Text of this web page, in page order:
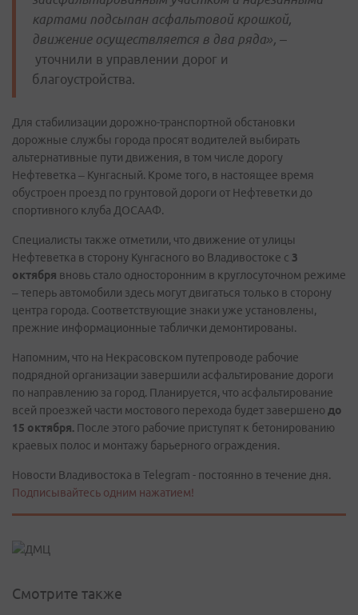
картами подсыпан асфальтовой крошкой,
движение осуществляется в два ряда», –
уточнили в управлении дорог и
благоустройства.
Для стабилизации дорожно-транспортной обстановки
дорожные службы города просят водителей выбирать
альтернативные пути движения, в том числе дорогу
Нефтеветка – Кунгасный. Кроме того, в настоящее время
обустроен проезд по грунтовой дороги от Нефтеветки до
спортивного клуба ДОСААФ.
Специалисты также отметили, что движение от улицы
Нефтеветка в сторону Кунгасного во Владивостоке с 3
октября вновь стало односторонним в круглосуточном режиме
– теперь автомобили здесь могут двигаться только в сторону
центра города. Соответствующие знаки уже установлены,
прежние информационные таблички демонтированы.
Напомним, что на Некрасовском путепроводе рабочие
подрядной организации завершили асфальтирование дороги
по направлению за город. Планируется, что асфальтирование
всей проезжей части мостового перехода будет завершено до
15 октября. После этого рабочие приступят к бетонированию
краевых полос и монтажу барьерного ограждения.
Новости Владивостока в Telegram - постоянно в течение дня.
Подписывайтесь одним нажатием!
Смотрите также